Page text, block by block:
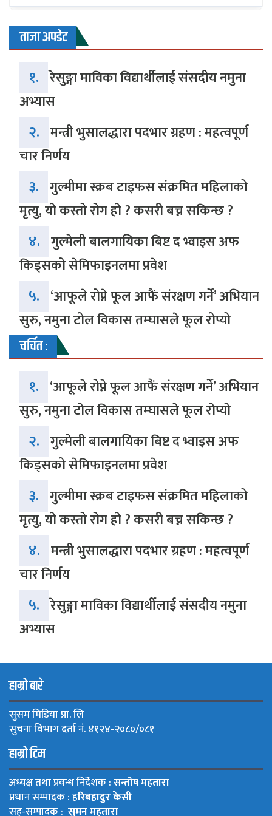
ताजा अपडेट
१. रेसुङ्गा माविका विद्यार्थीलाई संसदीय नमुना
अभ्यास
२. मन्त्री भुसालद्धारा पदभार ग्रहण : महत्वपूर्ण
चार निर्णय
३. गुल्मीमा स्क्रब टाइफस संक्रमित महिलाको
मृत्यु, यो कस्तो रोग हो ? कसरी बच्न सकिन्छ ?
४. गुल्मेली बालगायिका बिष्ट द भ्वाइस अफ
किड्सको सेमिफाइनलमा प्रवेश
५. ‘आफूले रोप्ने फूल आफैं संरक्षण गर्ने’ अभियान
सुरु, नमुना टोल विकास तम्घासले फूल रोप्यो
चर्चित :
१. ‘आफूले रोप्ने फूल आफैं संरक्षण गर्ने’ अभियान
सुरु, नमुना टोल विकास तम्घासले फूल रोप्यो
२. गुल्मेली बालगायिका बिष्ट द भ्वाइस अफ
किड्सको सेमिफाइनलमा प्रवेश
३. गुल्मीमा स्क्रब टाइफस संक्रमित महिलाको
मृत्यु, यो कस्तो रोग हो ? कसरी बच्न सकिन्छ ?
४. मन्त्री भुसालद्धारा पदभार ग्रहण : महत्वपूर्ण
चार निर्णय
५. रेसुङ्गा माविका विद्यार्थीलाई संसदीय नमुना
अभ्यास
हाम्रो बारे
सुसम मिडिया प्रा. लि
सुचना विभाग दर्ता नं. ४१२४-२०८०/०८१
हाम्रो टिम
अध्यक्ष तथा प्रवन्ध निर्देशक :सन्तोष महतारा
प्रधान सम्पादक : हरिबहादुर केसी
सह-सम्पादक : सुमन महतारा